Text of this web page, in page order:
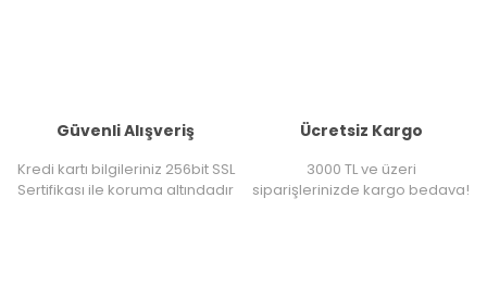
Güvenli Alışveriş
Kredi kartı bilgileriniz 256bit SSL
Sertifikası ile koruma altındadır
Ücretsiz Kargo
3000 TL ve üzeri
siparişlerinizde kargo bedava!